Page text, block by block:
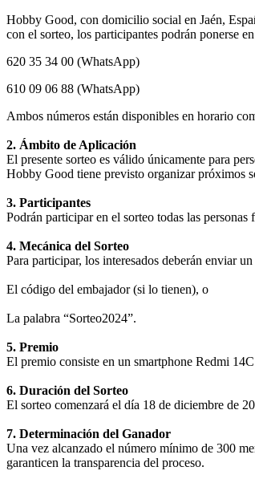
Hobby Good, con domicilio social en Jaén,
con el sorteo, los participantes podrán ponerse
620 35 34 00 (WhatsApp)
610 09 06 88 (WhatsApp)
Ambos números están disponibles en horario
2. Ámbito de Aplicación
El presente sorteo es válido únicamente para
Hobby Good tiene previsto organizar próximos
3. Participantes
Podrán participar en el sorteo todas las
4. Mecánica del Sorteo
Para participar, los interesados deberán enviar
El código del embajador (si lo tienen), o
La palabra “Sorteo2024”.
5. Premio
El premio consiste en un smartphone Redmi
6. Duración del Sorteo
El sorteo comenzará el día 18 de diciembre de
7. Determinación del Ganador
Una vez alcanzado el número mínimo de 300
garanticen la transparencia del proceso.